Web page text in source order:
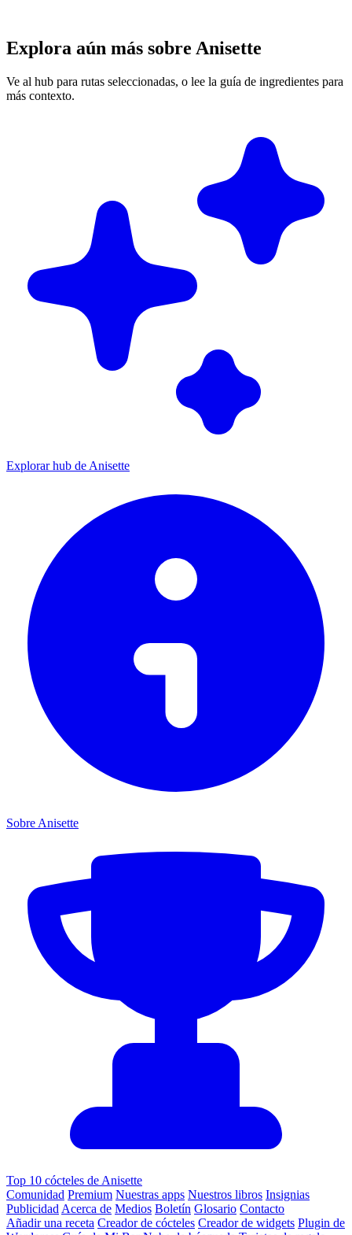
Explora aún más sobre Anisette
Ve al hub para rutas seleccionadas, o lee la guía de ingredientes para
más contexto.
Explorar hub de Anisette
Sobre Anisette
Top 10 cócteles de Anisette
Comunidad Premium Nuestras apps Nuestros libros Insignias
Publicidad Acerca de Medios Boletín Glosario Contacto
Añadir una receta Creador de cócteles Creador de widgets Plugin de